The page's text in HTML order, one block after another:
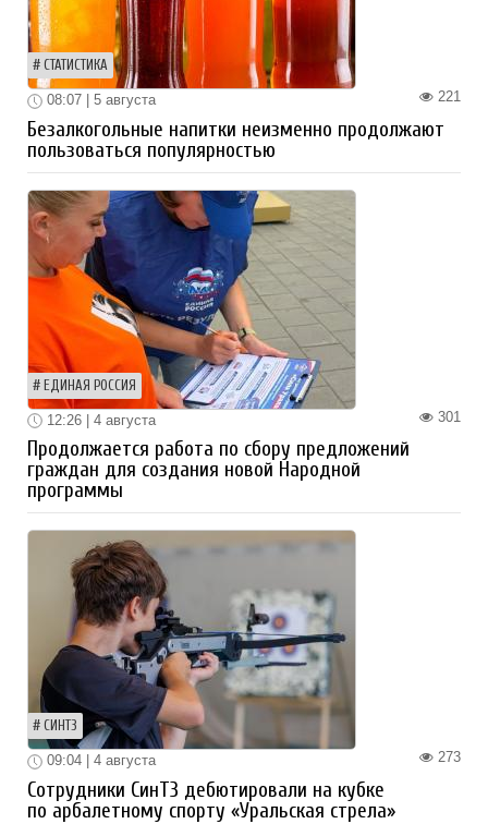
СТАТИСТИКА
221
08:07 | 5 августа
Безалкогольные напитки неизменно продолжают
пользоваться популярностью
ЕДИНАЯ РОССИЯ
301
12:26 | 4 августа
Продолжается работа по сбору предложений
граждан для создания новой Народной
программы
СИНТЗ
273
09:04 | 4 августа
Сотрудники СинТЗ дебютировали на кубке
по арбалетному спорту «Уральская стрела»